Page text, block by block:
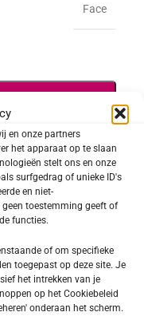
en onze partners
het apparaat op te slaan
stelt ons en onze
surfgedrag of unieke ID's
en niet-
toestemming geeft of
functies.
of om specifieke
toegepast op deze site. Je
het intrekken van je
op het Cookiebeleid
onderaan het scherm.
Face
, SKINCARE Make-